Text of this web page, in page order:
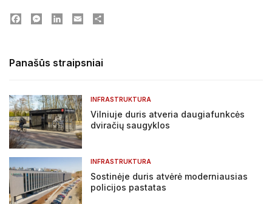
FacebookMessengerLinkedInEmail
Panašūs straipsniai
INFRASTRUKTURA
Vilniuje duris atveria daugiafunkcės
dviračių saugyklos
INFRASTRUKTURA
Sostinėje duris atvėrė moderniausias
policijos pastatas